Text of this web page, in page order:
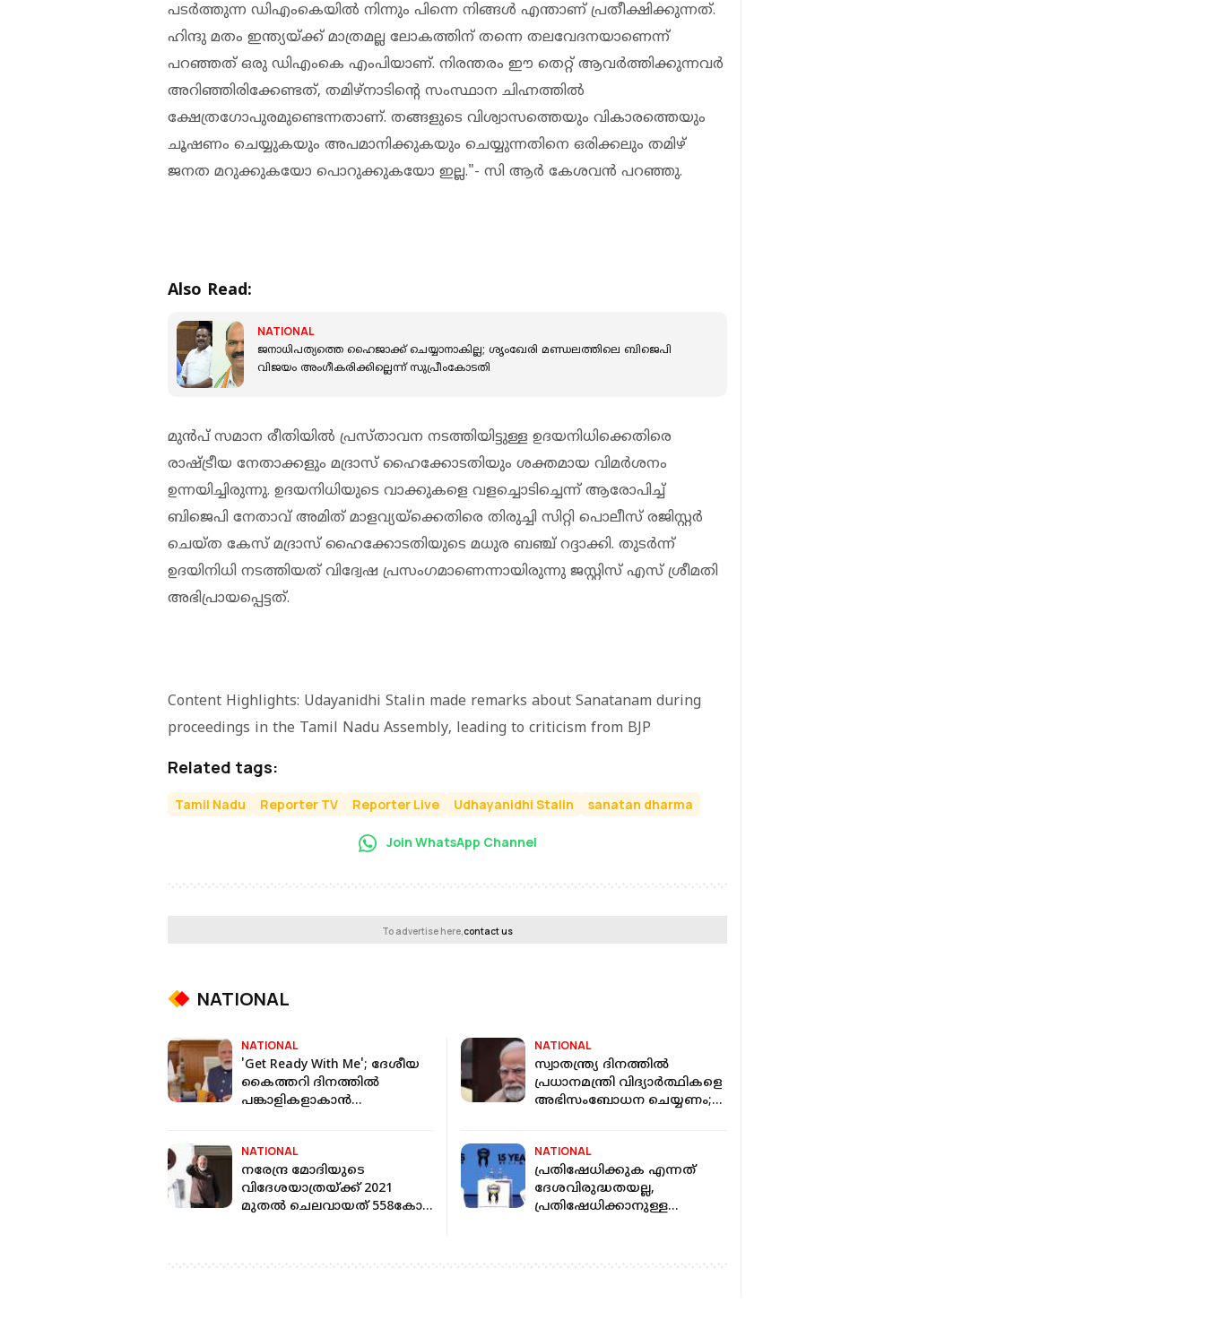
പടർത്തുന്ന ഡിഎംകെയിൽ നിന്നും പിന്നെ നിങ്ങൾ എന്താണ് പ്രതീക്ഷിക്കുന്നത്.
ഹിന്ദു മതം ഇന്ത്യയ്ക്ക് മാത്രമല്ല ലോകത്തിന് തന്നെ തലവേദനയാണെന്ന്
പറഞ്ഞത് ഒരു ഡിഎംകെ എംപിയാണ്. നിരന്തരം ഈ തെറ്റ് ആവർത്തിക്കുന്നവർ
അറിഞ്ഞിരിക്കേണ്ടത്, തമിഴ്‌നാടിന്റെ സംസ്ഥാന ചിഹ്നത്തിൽ
ക്ഷേത്രഗോപുരമുണ്ടെന്നതാണ്. തങ്ങളുടെ വിശ്വാസത്തെയും വികാരത്തെയും
ചൂഷണം ചെയ്യുകയും അപമാനിക്കുകയും ചെയ്യുന്നതിനെ ഒരിക്കലും തമിഴ്
ജനത മറുക്കുകയോ പൊറുക്കുകയോ ഇല്ല."- സി ആർ കേശവൻ പറഞ്ഞു.
Also Read:
NATIONAL
ജനാധിപത്യത്തെ ഹൈജാക്ക് ചെയ്യാനാകില്ല; ശൃംഖേരി മണ്ഡലത്തിലെ ബിജെപി
വിജയം അംഗീകരിക്കില്ലെന്ന് സുപ്രീംകോടതി
മുൻപ് സമാന രീതിയിൽ പ്രസ്താവന നടത്തിയിട്ടുള്ള ഉദയനിധിക്കെതിരെ
രാഷ്ട്രീയ നേതാക്കളും മദ്രാസ് ഹൈക്കോടതിയും ശക്തമായ വിമർശനം
ഉന്നയിച്ചിരുന്നു. ഉദയനിധിയുടെ വാക്കുകളെ വളച്ചൊടിച്ചെന്ന് ആരോപിച്ച്
ബിജെപി നേതാവ് അമിത് മാളവ്യയ്‌ക്കെതിരെ തിരുച്ചി സിറ്റി പൊലീസ് രജിസ്റ്റർ
ചെയ്ത കേസ് മദ്രാസ് ഹൈക്കോടതിയുടെ മധുര ബഞ്ച് റദ്ദാക്കി. തുടർന്ന്
ഉദയിനിധി നടത്തിയത് വിദ്വേഷ പ്രസംഗമാണെന്നായിരുന്നു ജസ്റ്റിസ് എസ് ശ്രീമതി
അഭിപ്രായപ്പെട്ടത്.
Content Highlights: Udayanidhi Stalin made remarks about Sanatanam during
proceedings in the Tamil Nadu Assembly, leading to criticism from BJP
Related tags:
Tamil Nadu Reporter TV Reporter Live Udhayanidhi Stalin sanatan dharma
Join WhatsApp Channel
To advertise here,contact us
NATIONAL
NATIONAL
'Get Ready With Me'; ദേശീയ
കൈത്തറി ദിനത്തിൽ
പങ്കാളികളാകാൻ
NATIONAL
സ്വാതന്ത്ര്യ ദിനത്തില്‍
പ്രധാനമന്ത്രി വിദ്യാര്‍ത്ഥികളെ
അഭിസംബോധന ചെയ്യണം;
NATIONAL
നരേന്ദ്ര മോദിയുടെ
വിദേശയാത്രയ്ക്ക് 2021
മുതല്‍ ചെലവായത് 558കോടി
NATIONAL
പ്രതിഷേധിക്കുക എന്നത്
ദേശവിരുദ്ധതയല്ല,
പ്രതിഷേധിക്കാനുള്ള
മേധാവി മോഹൻ ഭാഗവത്